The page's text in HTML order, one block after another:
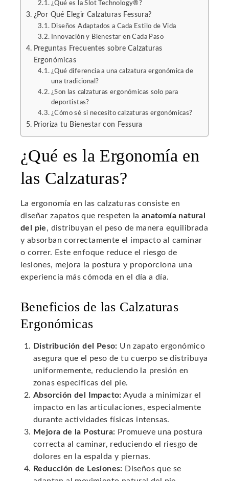
¿Qué es la Slot Technology®?
¿Por Qué Elegir Calzaturas Fessura?
Diseños Adaptados a Cada Estilo de Vida
Innovación y Bienestar en Cada Paso
Preguntas Frecuentes sobre Calzaturas
Ergonómicas
¿Qué diferencia a una calzatura ergonómica de
una tradicional?
¿Son las calzaturas ergonómicas solo para
deportistas?
¿Cómo sé si necesito calzaturas ergonómicas?
Prioriza tu Bienestar con Fessura
¿Qué es la Ergonomía en
las Calzaturas?
La ergonomía en las calzaturas consiste en
diseñar zapatos que respeten la anatomía natural
del pie, distribuyan el peso de manera equilibrada
y absorban correctamente el impacto al caminar
o correr. Este enfoque reduce el riesgo de
lesiones, mejora la postura y proporciona una
experiencia más cómoda en el día a día.
Beneficios de las Calzaturas
Ergonómicas
Distribución del Peso: Un zapato ergonómico
asegura que el peso de tu cuerpo se distribuya
uniformemente, reduciendo la presión en
zonas específicas del pie.
Absorción del Impacto: Ayuda a minimizar el
impacto en las articulaciones, especialmente
durante actividades físicas intensas.
Mejora de la Postura: Promueve una postura
correcta al caminar, reduciendo el riesgo de
dolores en la espalda y piernas.
Reducción de Lesiones: Diseños que se